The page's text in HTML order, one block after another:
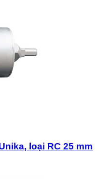
loại RC 25 mm